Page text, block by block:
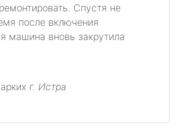
Спустя не
после включения
машина вновь закрутила
г. Истра